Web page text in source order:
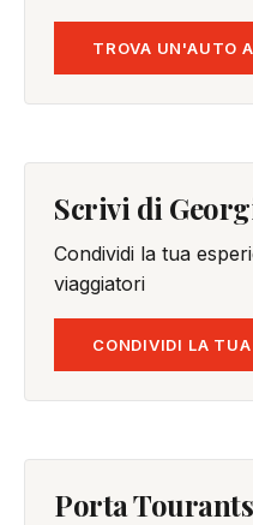
TROVA UN'AUTO
Scrivi di
Condividi la tua
viaggiatori
CONDIVIDI LA
Porta